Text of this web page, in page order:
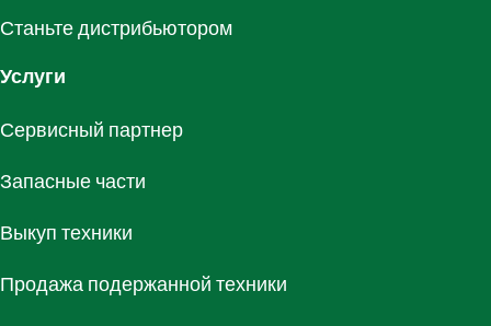
Станьте дистрибьютором
Услуги
Сервисный партнер
Запасные части
Выкуп техники
Продажа подержанной техники